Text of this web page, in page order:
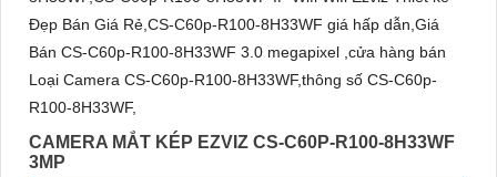
CAMERA MẮT KÉP EZVIZ CS-C60P-R100-8H33WF
3MP